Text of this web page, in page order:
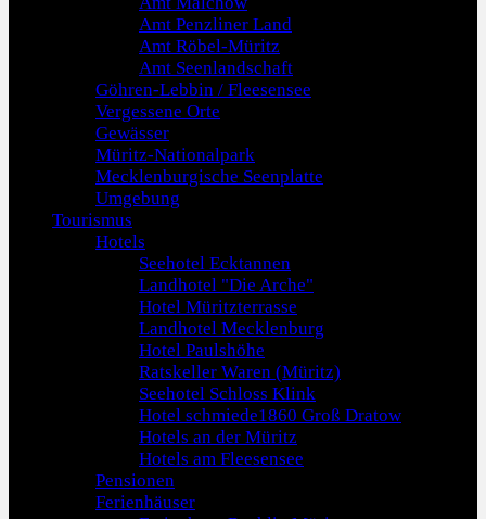
Amt Penzliner Land
Amt Röbel-Müritz
Amt Seenlandschaft
Göhren-Lebbin / Fleesensee
Vergessene Orte
Gewässer
Müritz-Nationalpark
Mecklenburgische Seenplatte
Umgebung
Tourismus
Hotels
Seehotel Ecktannen
Landhotel "Die Arche"
Hotel Müritzterrasse
Landhotel Mecklenburg
Hotel Paulshöhe
Ratskeller Waren (Müritz)
Seehotel Schloss Klink
Hotel schmiede1860 Groß Dratow
Hotels an der Müritz
Hotels am Fleesensee
Pensionen
Ferienhäuser